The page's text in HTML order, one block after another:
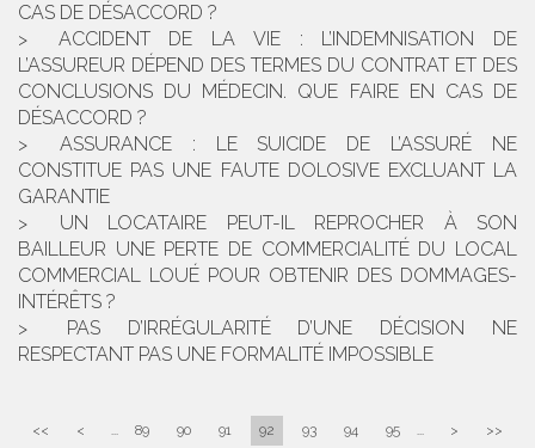
CAS DE DÉSACCORD ?
ACCIDENT DE LA VIE : L’INDEMNISATION DE
L’ASSUREUR DÉPEND DES TERMES DU CONTRAT ET DES
CONCLUSIONS DU MÉDECIN. QUE FAIRE EN CAS DE
DÉSACCORD ?
ASSURANCE : LE SUICIDE DE L’ASSURÉ NE
CONSTITUE PAS UNE FAUTE DOLOSIVE EXCLUANT LA
GARANTIE
UN LOCATAIRE PEUT-IL REPROCHER À SON
BAILLEUR UNE PERTE DE COMMERCIALITÉ DU LOCAL
COMMERCIAL LOUÉ POUR OBTENIR DES DOMMAGES-
INTÉRÊTS ?
PAS D’IRRÉGULARITÉ D’UNE DÉCISION NE
RESPECTANT PAS UNE FORMALITÉ IMPOSSIBLE
<< < ... 89 90 91 92 93 94 95 ... > >>